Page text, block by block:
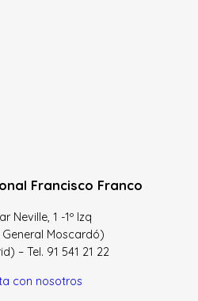
Francisco Franco
Neville, 1 -1º Izq
Moscardó)
– Tel. 91 541 21 22
con nosotros